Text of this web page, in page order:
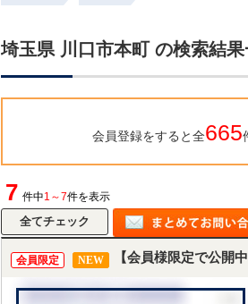
埼玉県 川口市本町 の検索結
会員登録をすると全665
7 件中1～7件を表示
会員限定 NEW 【会員様限定で公開